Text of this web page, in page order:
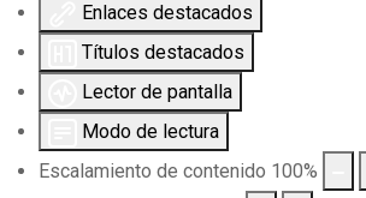
Enlaces destacados
Títulos destacados
Lector de pantalla
Modo de lectura
Escalamiento de contenido 100%